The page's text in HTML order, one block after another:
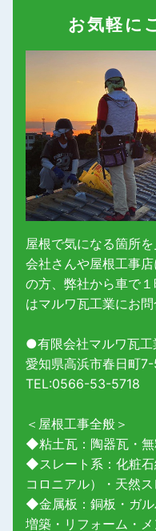
お気軽に
屋根で気になる箇所
会社さんや屋根工事
の方、弊社から車で
はマルワ瓦工業にお
●有限会社マルワ瓦工
愛知県高浜市春日町
TEL:0566-53-5718
＜屋根工事全般＞
◆粘土瓦：陶器瓦・
◆スレート系：化粧石
コロニアル）・天然ス
◆金属板：銅板・ガル
増築・リフォーム・